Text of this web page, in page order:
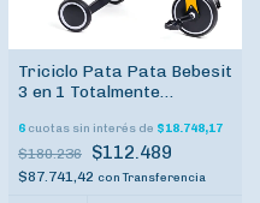
Triciclo Pata Pata Bebesit
3 en 1 Totalmente
6 cuotas sin interés de $18.748,17
$180.236 $112.489
$87.741,42 con Transferencia